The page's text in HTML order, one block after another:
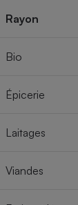
Rayon
Bio
Épicerie
Laitages
Viandes